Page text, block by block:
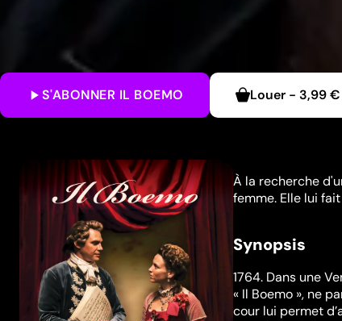
S'ABONNER IL BOEMO Louer- 3,99 €
À la recherche
femme. Elle lui
Synopsis
1764. Dans une
« Il Boemo », ne
cour lui permet